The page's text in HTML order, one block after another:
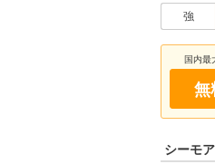
強
国内最
無
シーモ